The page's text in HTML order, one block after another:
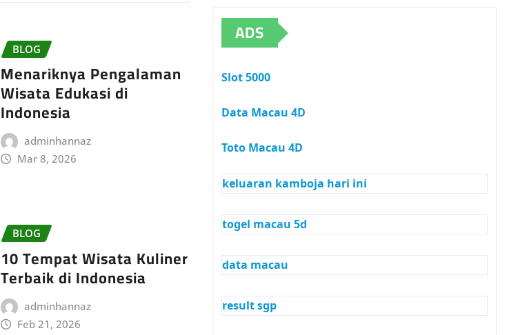
BLOG
Menariknya Pengalaman
Wisata Edukasi di
Indonesia
adminhannaz
Mar 8, 2026
BLOG
10 Tempat Wisata Kuliner
Terbaik di Indonesia
adminhannaz
Feb 21, 2026
ADS
Slot 5000
Data Macau 4D
Toto Macau 4D
keluaran kamboja hari ini
togel macau 5d
data macau
result sgp